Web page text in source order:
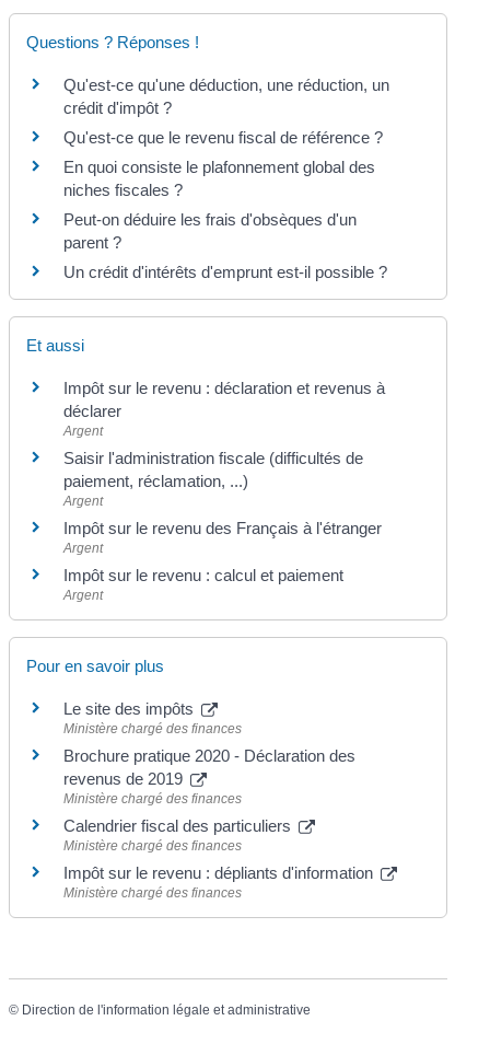
Questions ? Réponses !
Qu'est-ce qu'une déduction, une réduction, un
crédit d'impôt ?
Qu'est-ce que le revenu fiscal de référence ?
En quoi consiste le plafonnement global des
niches fiscales ?
Peut-on déduire les frais d'obsèques d'un
parent ?
Un crédit d'intérêts d'emprunt est-il possible ?
Et aussi
Impôt sur le revenu : déclaration et revenus à
déclarer
Argent
Saisir l'administration fiscale (difficultés de
paiement, réclamation, ...)
Argent
Impôt sur le revenu des Français à l'étranger
Argent
Impôt sur le revenu : calcul et paiement
Argent
Pour en savoir plus
Le site des impôts
Ministère chargé des finances
Brochure pratique 2020 - Déclaration des
revenus de 2019
Ministère chargé des finances
Calendrier fiscal des particuliers
Ministère chargé des finances
Impôt sur le revenu : dépliants d'information
Ministère chargé des finances
© Direction de l'information légale et administrative